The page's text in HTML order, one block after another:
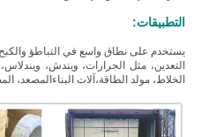
التطبيقات:
يستخدم على نطاق واسع في التباطؤ والكبح
التعدين، مثل الجرارات، ويندش،
الخلاط، مولد الطاقة،آلات البناءالمصعد،